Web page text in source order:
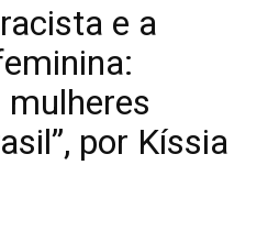
e a
mulheres
por Kíssia